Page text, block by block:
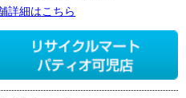
詳細はこちら